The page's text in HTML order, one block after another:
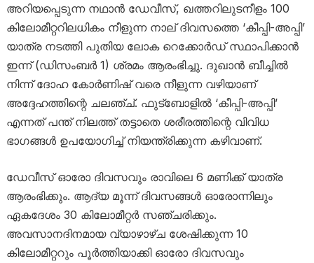
അറിയപ്പെടുന്ന നഥാൻ ഡേവീസ്, ഖത്തറിലുടനീളം 100
കിലോമീറ്ററിലധികം നീളുന്ന നാല് ദിവസത്തെ ‘കീപ്പി-അപ്പി’
യാത്ര നടത്തി പുതിയ ലോക റെക്കോർഡ് സ്ഥാപിക്കാൻ
ഇന്ന് (ഡിസംബർ 1) ശ്രമം ആരംഭിച്ചു. ദുഖാൻ ബീച്ചിൽ
നിന്ന് ദോഹ കോർണിഷ് വരെ നീളുന്ന വഴിയാണ്
അദ്ദേഹത്തിന്റെ ചലഞ്ച്. ഫുട്ബോളിൽ ‘കീപ്പി-അപ്പി’
എന്നത് പന്ത് നിലത്ത് തട്ടാതെ ശരീരത്തിന്റെ വിവിധ
ഭാഗങ്ങൾ ഉപയോഗിച്ച് നിയന്ത്രിക്കുന്ന കഴിവാണ്.
ഡേവീസ് ഓരോ ദിവസവും രാവിലെ 6 മണിക്ക് യാത്ര
ആരംഭിക്കും. ആദ്യ മൂന്ന് ദിവസങ്ങൾ ഓരോന്നിലും
ഏകദേശം 30 കിലോമീറ്റർ സഞ്ചരിക്കും.
അവസാനദിനമായ വ്യാഴാഴ്ച ശേഷിക്കുന്ന 10
കിലോമീറ്ററും പൂർത്തിയാക്കി ഓരോ ദിവസവും